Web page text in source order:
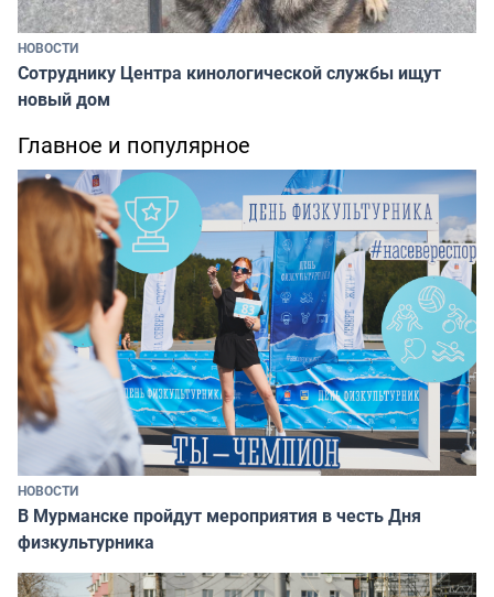
НОВОСТИ
Сотруднику Центра кинологической службы ищут
новый дом
Главное и популярное
НОВОСТИ
В Мурманске пройдут мероприятия в честь Дня
физкультурника